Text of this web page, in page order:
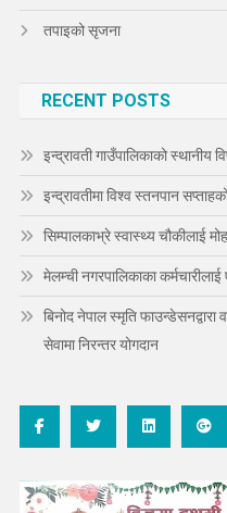
तपाइको सृजना
RECENT POSTS
इन्द्रावती गाउँपालिकाको स्थानीय
इन्द्रावतीमा विश्व स्तनपान
सिम्पालकाभ्रे स्वास्थ्य चौकीलाई
मेलम्ची नगरपालिकाका
बिनोद नेपाल स्मृति फाउन्डेसनद्वारा
सेवामा निरन्तर योगदान